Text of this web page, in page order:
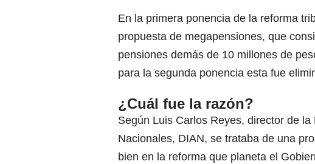
En la primera ponencia de la reforma
propuesta de megapensiones, que
pensiones demás de 10 millones de
para la segunda ponencia esta fue
¿Cuál fue la razón?
Según Luis Carlos Reyes, director de
Nacionales, DIAN, se trataba de una
bien en la reforma que planeta el